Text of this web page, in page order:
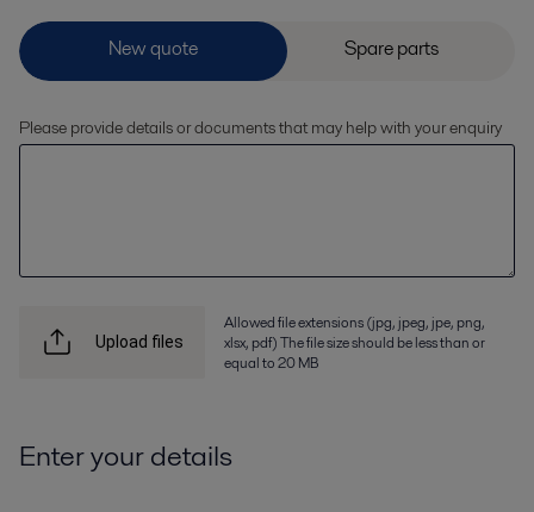
Please provide details or documents that may help with your enquiry
Upload files
Allowed file extensions (jpg, jpeg, jpe, png,
xlsx, pdf) The file size should be less than or
equal to 20 MB
Enter your details